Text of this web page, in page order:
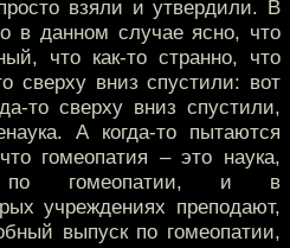
взяли и утвердили. В
в данном случае ясно, что
что как-то странно, что
сверху вниз спустили: вот
то сверху вниз спустили,
А когда-то пытаются
гомеопатия – это наука,
по гомеопатии, и в
учреждениях преподают,
выпуск по гомеопатии,